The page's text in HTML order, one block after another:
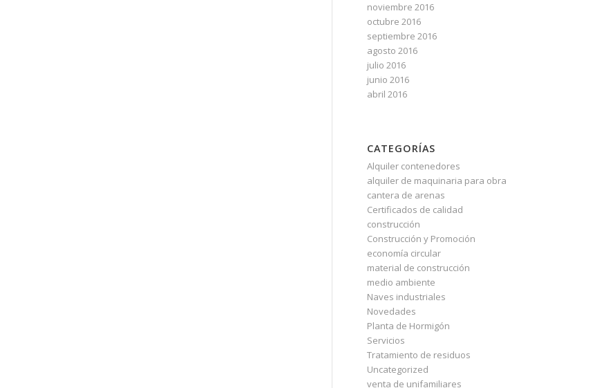
noviembre 2016
octubre 2016
septiembre 2016
agosto 2016
julio 2016
junio 2016
abril 2016
CATEGORÍAS
Alquiler contenedores
alquiler de maquinaria para obra
cantera de arenas
Certificados de calidad
construcción
Construcción y Promoción
economía circular
material de construcción
medio ambiente
Naves industriales
Novedades
Planta de Hormigón
Servicios
Tratamiento de residuos
Uncategorized
venta de unifamiliares